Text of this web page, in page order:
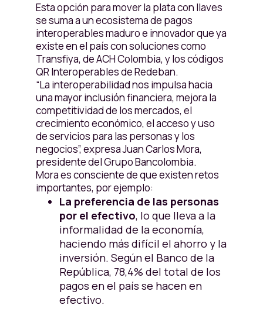
Esta opción para mover la plata con llaves
se suma a un ecosistema de pagos
interoperables maduro e innovador que ya
existe en el país con soluciones como
Transfiya, de ACH Colombia, y los códigos
QR Interoperables de Redeban.
“La interoperabilidad nos impulsa hacia
una mayor inclusión financiera, mejora la
competitividad de los mercados, el
crecimiento económico, el acceso y uso
de servicios para las personas y los
negocios”, expresa Juan Carlos Mora,
presidente del Grupo Bancolombia.
Mora es consciente de que existen retos
importantes, por ejemplo:
La preferencia de las personas
por el efectivo, lo que lleva a la
informalidad de la economía,
haciendo más difícil el ahorro y la
inversión. Según el Banco de la
República, 78,4% del total de los
pagos en el país se hacen en
efectivo.